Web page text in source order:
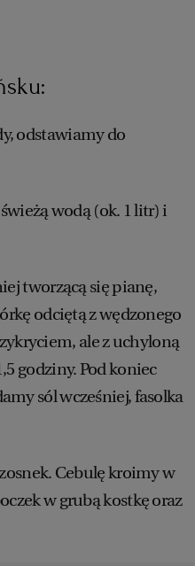
odstawiamy do
wodą (ok. 1 litr) i
tworzącą się pianę,
odciętą z wędzonego
ale z uchyloną
godziny. Pod koniec
sól wcześniej, fasolka
Cebulę kroimy w
w grubą kostkę oraz